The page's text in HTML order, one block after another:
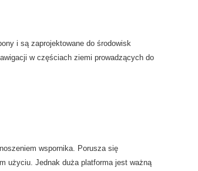
i są zaprojektowane do środowisk
w częściach ziemi prowadzących do
wspornika. Porusza się
użyciu. Jednak duża platforma jest ważną